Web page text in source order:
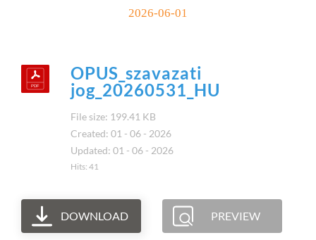
2026-06-01
OPUS_szavazati
jog_20260531_HU
File size: 199.41 KB
Created: 01 - 06 - 2026
Updated: 01 - 06 - 2026
Hits: 41
DOWNLOAD PREVIEW